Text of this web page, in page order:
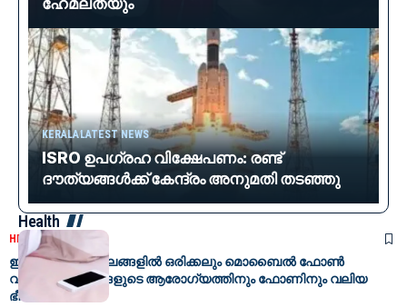
ഹേമലതയും
KERALALATEST NEWS
ISRO ഉപഗ്രഹ വിക്ഷേപണം: രണ്ട്
ദൗത്യങ്ങൾക്ക് കേന്ദ്രം അനുമതി തടഞ്ഞു
Health
HEALTHBV SPECIAL
ഈ അഞ്ച് സ്ഥലങ്ങളിൽ ഒരിക്കലും മൊബൈൽ ഫോൺ
വയ്ക്കരുത്; നിങ്ങളുടെ ആരോഗ്യത്തിനും ഫോണിനും വലിയ
ഭീഷണിയാണ്…!